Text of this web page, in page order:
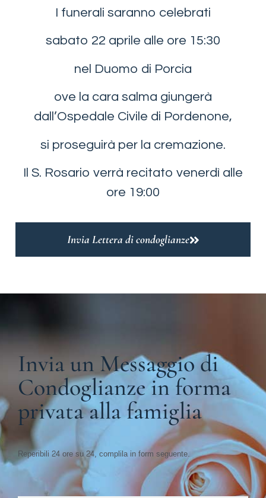
I funerali saranno celebrati
sabato 22 aprile alle ore 15:30
nel Duomo di Porcia
ove la cara salma giungerà
dall’Ospedale Civile di Pordenone,
si proseguirà per la cremazione.
Il S. Rosario verrà recitato venerdì alle
ore 19:00
Invia Lettera di condoglianze
Invia un Messaggio di
Condoglianze in forma
privata alla famiglia
Reperibili 24 ore su 24, complila in form seguente.